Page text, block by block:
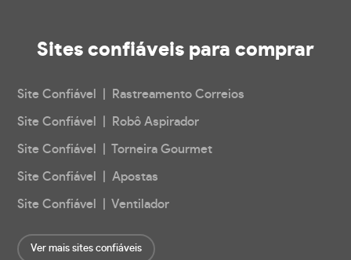
Sites confiáveis para comprar
Site Confiável | Rastreamento Correios
Site Confiável | Robô Aspirador
Site Confiável | Torneira Gourmet
Site Confiável | Apostas
Site Confiável | Ventilador
Ver mais sites confiáveis